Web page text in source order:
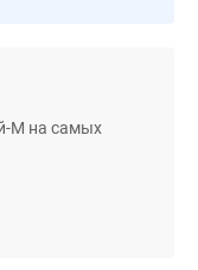
М на самых